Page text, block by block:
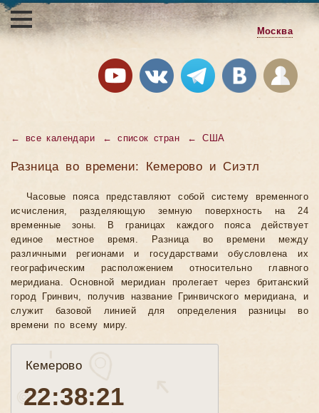
Москва
← все календари ←список стран ←США
Разница во времени: Кемерово и Сиэтл
Часовые пояса представляют собой систему временного
исчисления, разделяющую земную поверхность на 24
временные зоны. В границах каждого пояса действует
единое местное время. Разница во времени между
различными регионами и государствами обусловлена их
географическим расположением относительно главного
меридиана. Основной меридиан пролегает через британский
город Гринвич, получив название Гринвичского меридиана, и
служит базовой линией для определения разницы во
времени по всему миру.
Кемерово
22:38:23